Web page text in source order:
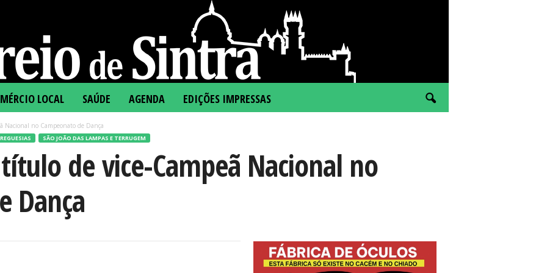
LOCAL SAÚDE AGENDA EDIÇÕES IMPRESSAS
Nacional no Campeonato de Dança
SÃO JOÃO DAS LAMPAS E TERRUGEM
título de vice-Campeã Nacional no
Dança